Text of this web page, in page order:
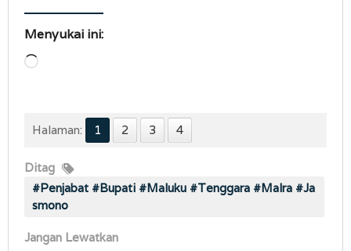
Menyukai ini:
Memuat...
Halaman: 1 2 3 4
Ditag
#Penjabat #Bupati #Maluku #Tenggara #Malra #Ja
smono
Jangan Lewatkan